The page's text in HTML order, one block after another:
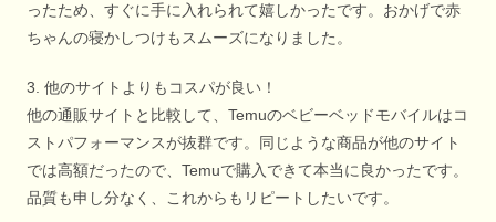
ったため、すぐに手に入れられて嬉しかったです。おかげで赤
ちゃんの寝かしつけもスムーズになりました。
3. 他のサイトよりもコスパが良い！
他の通販サイトと比較して、Temuのベビーベッドモバイルはコ
ストパフォーマンスが抜群です。同じような商品が他のサイト
では高額だったので、Temuで購入できて本当に良かったです。
品質も申し分なく、これからもリピートしたいです。